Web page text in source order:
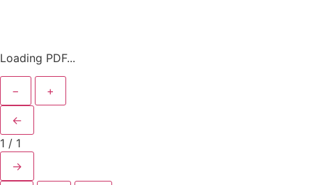
Loading PDF...
− +
←
1 / 1
→